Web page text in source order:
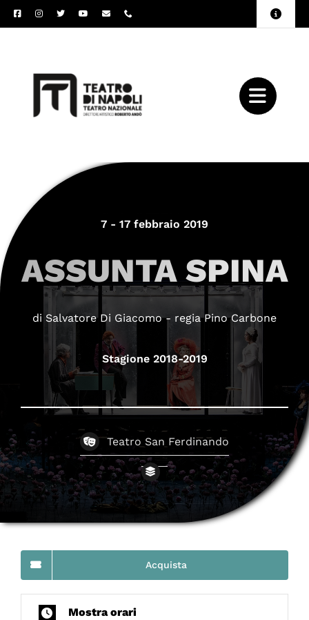
Salta
al
Toggle
7 - 17 febbraio 2019
ASSUNTA SPINA
di Salvatore Di Giacomo - regia Pino Carbone
Stagione 2018-2019
Teatro San Ferdinando
Acquista
Mostra orari